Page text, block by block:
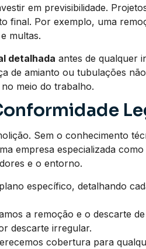
em previsibilidade.
final. Por exemplo, uma
multas.
detalhada antes de qualquer
de amianto ou tubulações
meio do trabalho.
Sem o conhecimento
empresa especializada
e o entorno.
específico, detalhando
a remoção e o descarte
descarte irregular.
cobertura para